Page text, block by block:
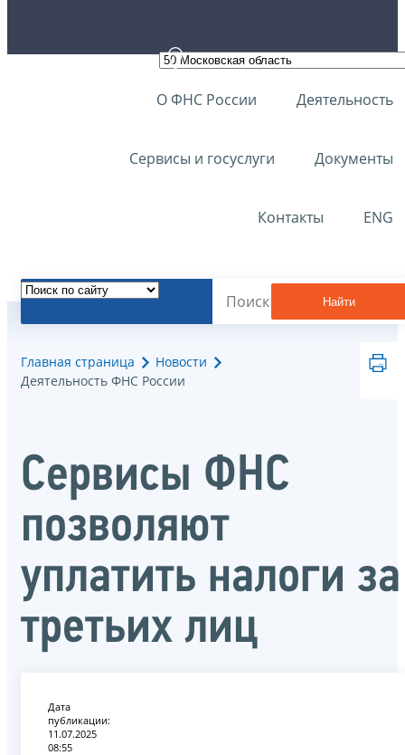
О ФНС России Деятельность
Сервисы и госуслуги Документы
Контакты ENG
Найти
Главная страница
Новости
Деятельность ФНС России
Сервисы ФНС
позволяют
уплатить налоги за
третьих лиц
Дата
публикации:
11.07.2025
08:55